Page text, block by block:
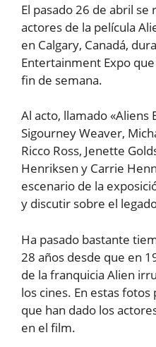
El pasado 26 de abril
actores de la película
en Calgary, Canadá,
Entertainment Expo
fin de semana.
Al acto, llamado «Aliens
Sigourney Weaver,
Ricco Ross, Jenette
Henriksen y Carrie
escenario de la
y discutir sobre el
Ha pasado bastante
28 años desde que en
de la franquicia Alien
los cines. En estas
que han dado los
en el film.